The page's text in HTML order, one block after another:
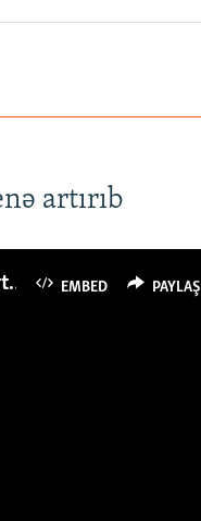
artırıb
EMBED PAYLAŞ
Azərbaycanlı avropalıdan iki dəfə az ət yeyir, amma... 'Qiymət artımı qaçılmazdır'